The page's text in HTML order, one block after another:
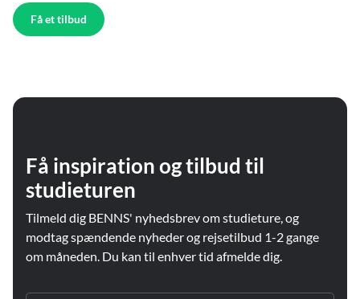
Få et tilbud
Få inspiration og tilbud til
studieturen
Tilmeld dig BENNS' nyhedsbrev om studieture, og
modtag spændende nyheder og rejsetilbud 1-2 gange
om måneden. Du kan til enhver tid afmelde dig.